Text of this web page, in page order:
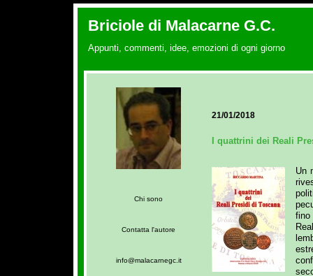
Briciole di Malacarne G.C.
Appunti, commenti, idee, emozioni di ogni giorno
Chi sono
Contatta l'autore
info@malacarnegc.it
21/01/2018
I quattrini dei Reali
Un